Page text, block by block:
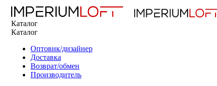
Каталог
Каталог
Оптовик/дизайнер
Доставка
Возврат/обмен
Производитель